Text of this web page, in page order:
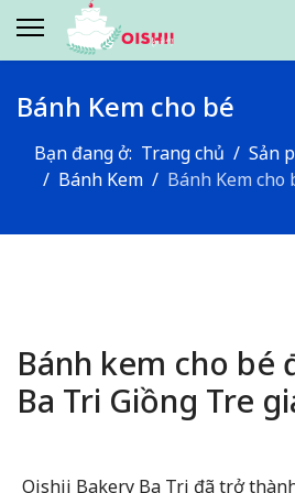
Bánh Kem cho bé
Bạn đang ở: Trang chủ
Sản
Bánh Kem
Bánh Kem cho
Bánh kem cho bé
Ba Tri Giồng Tre
Oishii Bakery Ba Tri đã trở